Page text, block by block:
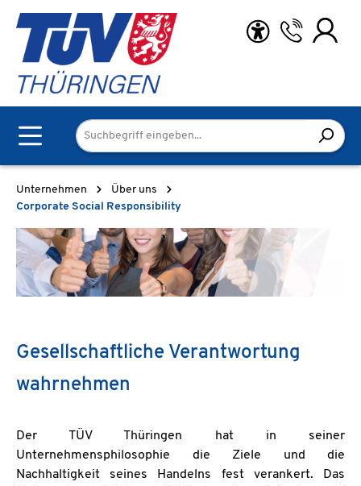
Zum Hauptinhalt springen
Unternehmen
Über uns
Corporate Social Responsibility
Gesellschaftliche Verantwortung
wahrnehmen
Der TÜV Thüringen hat in seiner
Unternehmensphilosophie die Ziele und die
Nachhaltigkeit seines Handelns fest verankert. Das